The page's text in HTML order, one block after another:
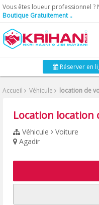
Vous êtes loueur professionnel ?
Boutique Gratuitement ..
Réserver en
Accueil Véhicule location de
Location
Véhicule Voiture
Agadir